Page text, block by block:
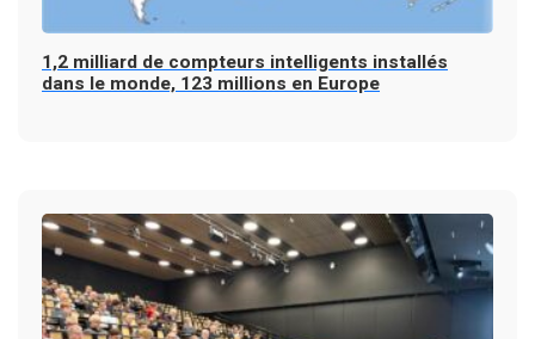
1,2 milliard de compteurs intelligents installés
dans le monde, 123 millions en Europe